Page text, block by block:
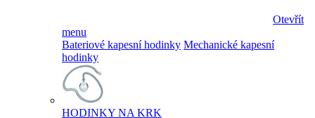
Otevřít
menu
Bateriové kapesní hodinky Mechanické kapesní
hodinky
HODINKY NA KRK